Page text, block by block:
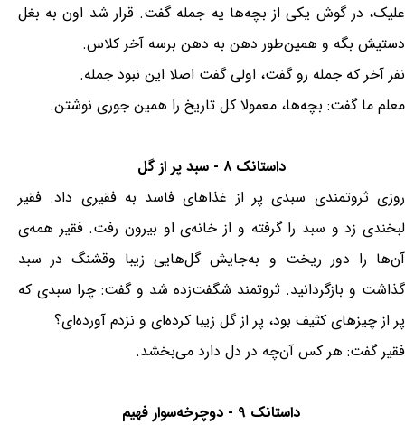
علیک، در گوش یکی از بچه‌ها یه جمله گفت. قرار شد اون به بغل
‌دستیش بگه و همین‌طور دهن به دهن برسه آخر کلاس.
نفر آخر که جمله رو گفت، اولی گفت اصلا این نبود جمله.
معلم ما گفت: بچه‌ها، معمولا کل تاریخ را همین جوری نوشتن.
داستانک ۸ - سبد پر از گل
روزی ثروتمندی سبدی پر از غذاهای فاسد به فقیری داد. فقیر
لبخندی زد و سبد را گرفته و از خانه‌ی او بیرون رفت. فقیر همه‌ی
آن‌ها را دور ریخت و به‌جایش گل‌هایی زیبا وقشنگ در سبد
گذاشت و بازگردانید. ثروتمند شگفت‌زده شد و گفت: چرا سبدی که
پر از چیزهای کثیف بود، پر از گل زیبا کرده‌ای و نزدم آورده‌ای؟
فقیر گفت: هر کس آن‌چه در دل دارد می‌بخشد.
داستانک ۹ - دوچرخه‌سوار فهیم